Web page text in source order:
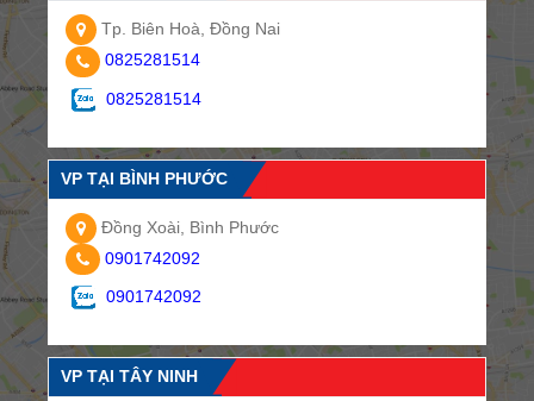
Tp. Biên Hoà, Đồng Nai
0825281514
0825281514
VP TẠI BÌNH PHƯỚC
Đồng Xoài, Bình Phước
0901742092
0901742092
VP TẠI TÂY NINH